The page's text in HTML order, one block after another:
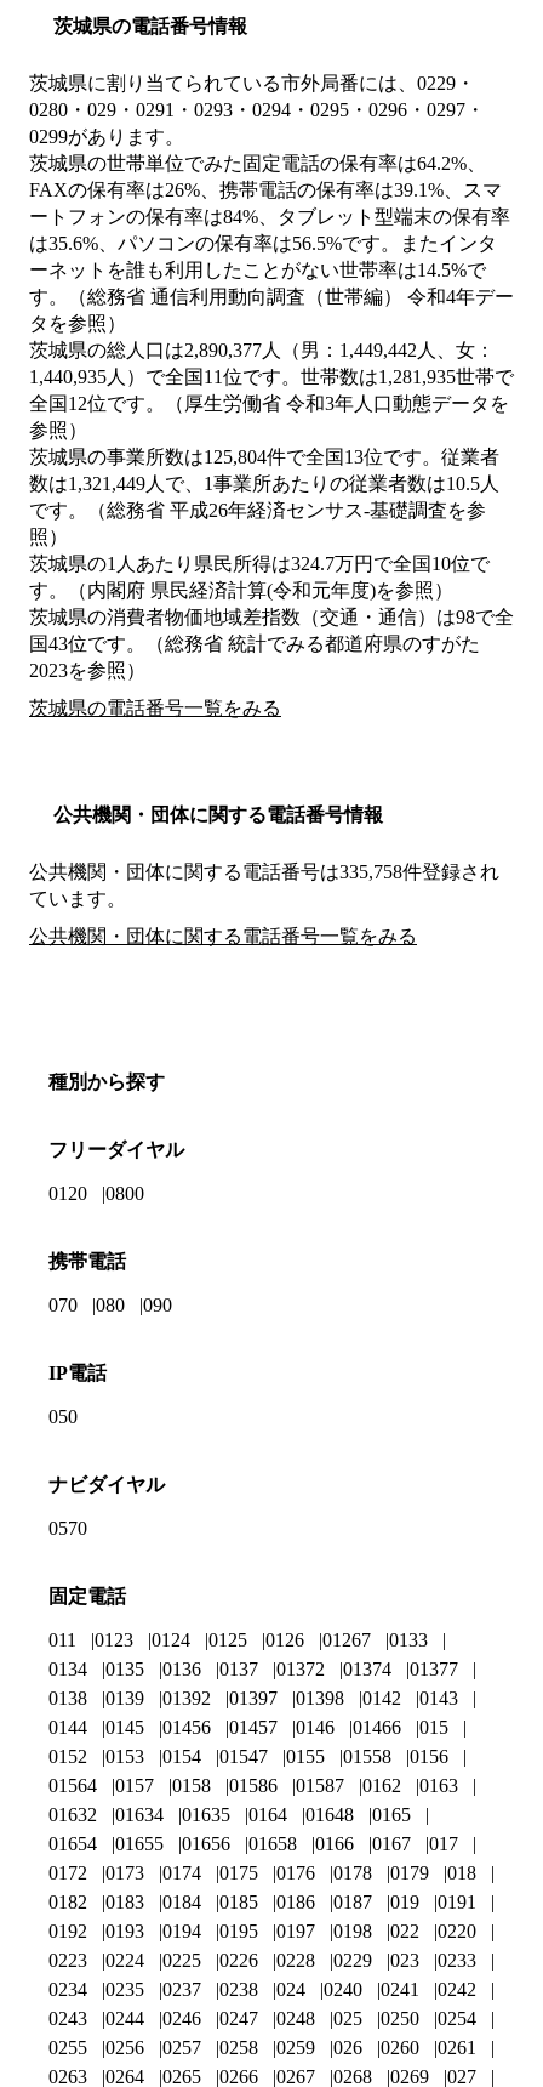
茨城県の電話番号情報
茨城県に割り当てられている市外局番には、0229・
0280・029・0291・0293・0294・0295・0296・0297・
0299があります。
茨城県の世帯単位でみた固定電話の保有率は64.2%、
FAXの保有率は26%、携帯電話の保有率は39.1%、スマ
ートフォンの保有率は84%、タブレット型端末の保有率
は35.6%、パソコンの保有率は56.5%です。またインタ
ーネットを誰も利用したことがない世帯率は14.5%で
す。（総務省 通信利用動向調査（世帯編） 令和4年デー
タを参照）
茨城県の総人口は2,890,377人（男：1,449,442人、女：
1,440,935人）で全国11位です。世帯数は1,281,935世帯で
全国12位です。（厚生労働省 令和3年人口動態データを
参照）
茨城県の事業所数は125,804件で全国13位です。従業者
数は1,321,449人で、1事業所あたりの従業者数は10.5人
です。（総務省 平成26年経済センサス‐基礎調査を参
照）
茨城県の1人あたり県民所得は324.7万円で全国10位で
す。（内閣府 県民経済計算(令和元年度)を参照）
茨城県の消費者物価地域差指数（交通・通信）は98で全
国43位です。（総務省 統計でみる都道府県のすがた
2023を参照）
茨城県の電話番号一覧をみる
公共機関・団体に関する電話番号情報
公共機関・団体に関する電話番号は335,758件登録され
ています。
公共機関・団体に関する電話番号一覧をみる
種別から探す
フリーダイヤル
0120 0800
携帯電話
070 080 090
IP電話
050
ナビダイヤル
0570
固定電話
011 0123 0124 0125 0126 01267
0133
0134
0135 0136 0137 01372 01374
01377
0138
0139 01392 01397 01398 0142
0143
0144
0145 01456 01457 0146 01466
015
0152
0153 0154 01547 0155 01558
0156
01564
0157 0158 01586 01587 0162
0163
01632
01634 01635 0164 01648
0165
01654
01655 01656 01658 0166 0167
017
0172
0173 0174 0175 0176 0178 0179
018
0182
0183 0184 0185 0186 0187 019
0191
0192
0193 0194 0195 0197 0198 022
0220
0223
0224 0225 0226 0228 0229 023
0233
0234
0235 0237 0238 024 0240 0241
0242
0243
0244 0246 0247 0248 025 0250
0254
0255
0256 0257 0258 0259 026 0260
0261
0263
0264 0265 0266 0267 0268 0269 027